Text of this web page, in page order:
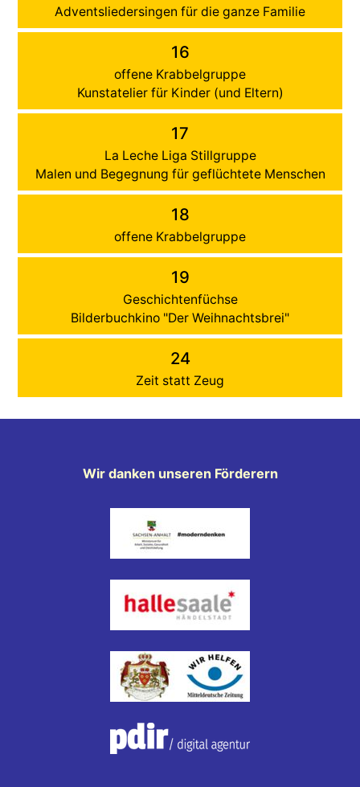
Adventsliedersingen für die ganze Familie
16
offene Krabbelgruppe
Kunstatelier für Kinder (und Eltern)
17
La Leche Liga Stillgruppe
Malen und Begegnung für geflüchtete Menschen
18
offene Krabbelgruppe
19
Geschichtenfüchse
Bilderbuchkino "Der Weihnachtsbrei"
24
Zeit statt Zeug
Wir danken unseren Förderern